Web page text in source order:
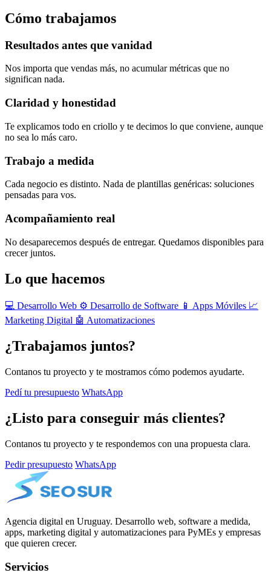
Cómo trabajamos
Resultados antes que vanidad
Nos importa que vendas más, no acumular métricas que no
significan nada.
Claridad y honestidad
Te explicamos todo en criollo y te decimos lo que conviene, aunque
no sea lo más caro.
Trabajo a medida
Cada negocio es distinto. Nada de plantillas genéricas: soluciones
pensadas para vos.
Acompañamiento real
No desaparecemos después de entregar. Quedamos disponibles para
crecer juntos.
Lo que hacemos
💻 Desarrollo Web ⚙️ Desarrollo de Software 📱 Apps Móviles 📈
Marketing Digital 🤖 Automatizaciones
¿Trabajamos juntos?
Contanos tu proyecto y te mostramos cómo podemos ayudarte.
Pedí tu presupuesto WhatsApp
¿Listo para conseguir más clientes?
Contanos tu proyecto y te respondemos con una propuesta clara.
Pedir presupuesto WhatsApp
Agencia digital en Uruguay. Desarrollo web, software a medida,
apps, marketing digital y automatizaciones para PyMEs y empresas
que quieren crecer.
Servicios